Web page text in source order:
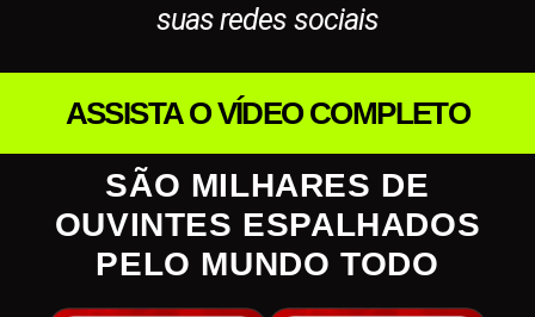
suas redes sociais
ASSISTA O VÍDEO COMPLETO
SÃO MILHARES DE
OUVINTES ESPALHADOS
PELO MUNDO TODO